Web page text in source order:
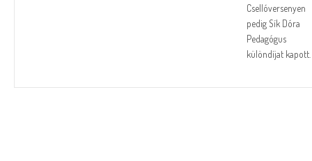
Csellóversenyen
pedig Sík Dóra
Pedagógus
különdíjat kapott.